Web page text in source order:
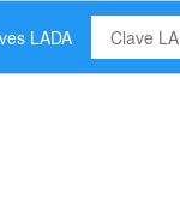
LADA